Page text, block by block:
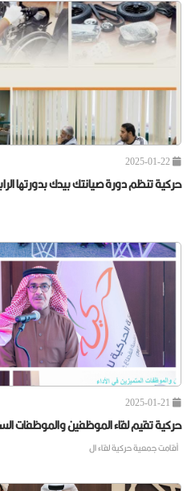
2025-01-26
حركية توقع اتفاقية تعاون مع شركة
وقعت جمعية حركية اتفاقية تعاون
2025-01-22
حركية تنظم دورة صيانتك بيدك بدورتها